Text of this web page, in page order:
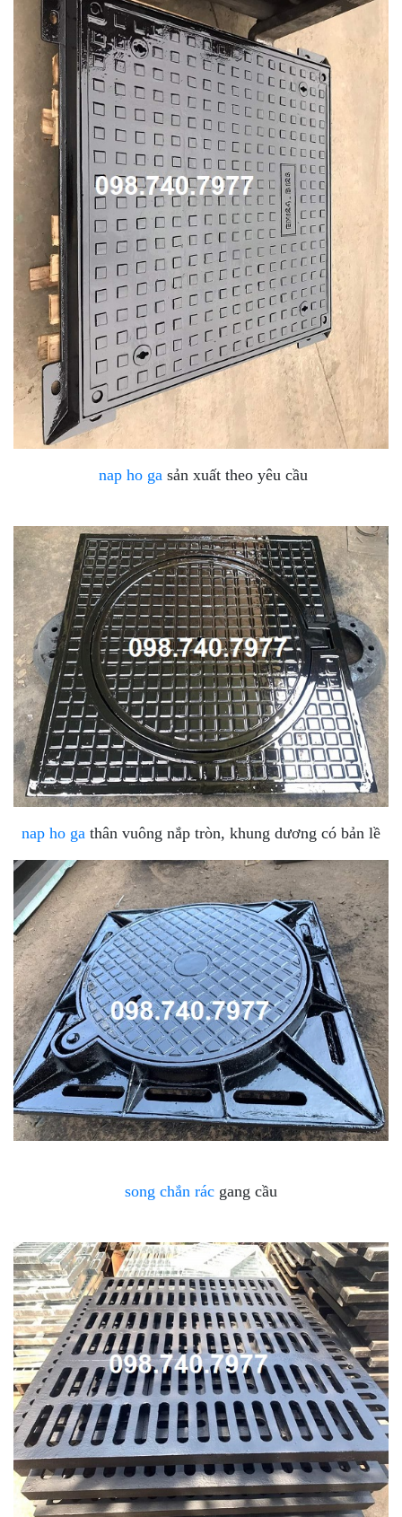
nap ho ga sản xuất theo yêu cầu
nap ho ga thân vuông nắp tròn, khung dương có bản lề
song chắn rác gang cầu